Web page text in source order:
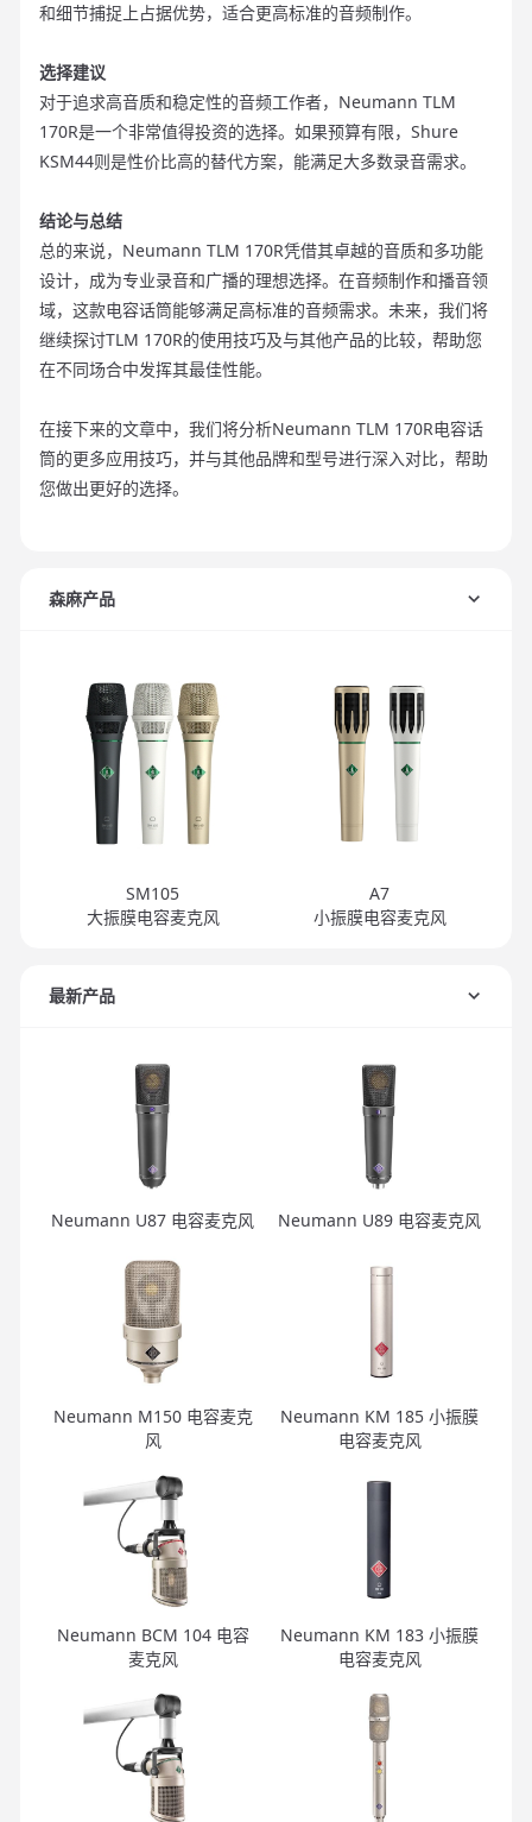
和细节捕捉上占据优势，适合更高标准的音频制作。
选择建议
对于追求高音质和稳定性的音频工作者，Neumann TLM
170R是一个非常值得投资的选择。如果预算有限，Shure
KSM44则是性价比高的替代方案，能满足大多数录音需求。
结论与总结
总的来说，Neumann TLM 170R凭借其卓越的音质和多功能
设计，成为专业录音和广播的理想选择。在音频制作和播音领
域，这款电容话筒能够满足高标准的音频需求。未来，我们将
继续探讨TLM 170R的使用技巧及与其他产品的比较，帮助您
在不同场合中发挥其最佳性能。
在接下来的文章中，我们将分析Neumann TLM 170R电容话
筒的更多应用技巧，并与其他品牌和型号进行深入对比，帮助
您做出更好的选择。
森麻产品
SM105
大振膜电容麦克风
A7
小振膜电容麦克风
最新产品
Neumann U87 电容麦克风 Neumann U89 电容麦克风
Neumann M150 电容麦克
风
Neumann KM 185 小振膜
电容麦克风
Neumann BCM 104 电容
麦克风
Neumann KM 183 小振膜
电容麦克风